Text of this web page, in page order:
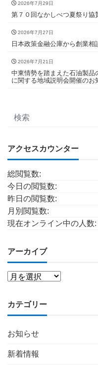
2026年7月29日
第７０回なかしべつ夏祭り協
2026年7月27日
日本政策金融公庫から創業相
2026年7月21日
中東情勢を踏まえた石油製
に関する地域説明会開催のお
アクセスカウンター
総閲覧数:
今日の閲覧数:
昨日の閲覧数:
月別閲覧数:
現在オンライン中の人数:
アーカイブ
カテゴリー
お知らせ
新着情報